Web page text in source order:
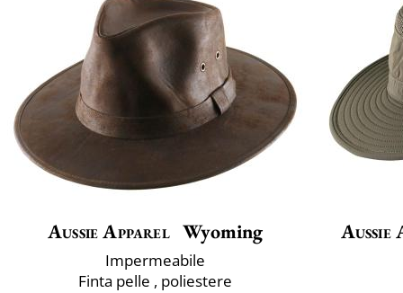
Aussie Apparel Wyoming
Impermeabile
Finta pelle , poliestere
Aussie